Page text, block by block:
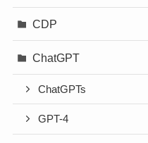
CDP
ChatGPT
ChatGPTs
GPT-4